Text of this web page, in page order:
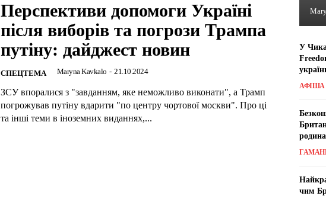
Перспективи допомоги Україні
після виборів та погрози Трампа
путіну: дайджест новин
CПЕЦТЕМА Maryna Kavkalo - 21.10.2024
ЗСУ впоралися з "завданням, яке неможливо виконати", а Трамп
погрожував путіну вдарити "по центру чортової москви". Про ці
та інші теми в іноземних виданнях,...
У
АФІША
чим